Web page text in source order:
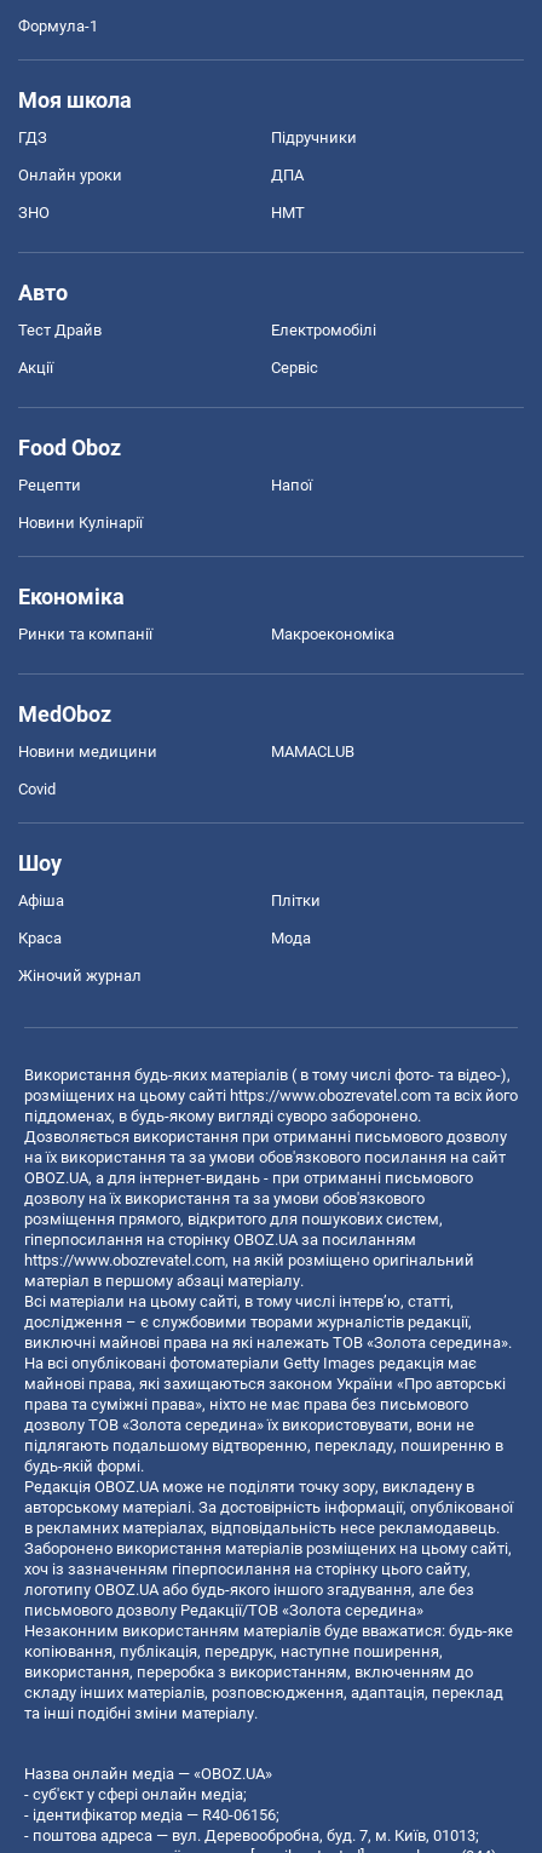
Формула-1
Моя школа
ГДЗ Підручники
Онлайн уроки ДПА
ЗНО НМТ
Авто
Тест Драйв Електромобілі
Акції Сервіс
Food Oboz
Рецепти Напої
Новини Кулінарії
Економіка
Ринки та компанії Макроекономіка
MedOboz
Новини медицини MAMACLUB
Covid
Шоу
Афіша Плітки
Краса Мода
Жіночий журнал
Використання будь-яких матеріалів ( в тому числі фото- та відео-),
розміщених на цьому сайті https://www.obozrevatel.com та всіх його
піддоменах, в будь-якому вигляді суворо заборонено.
Дозволяється використання при отриманні письмового дозволу
на їх використання та за умови обов'язкового посилання на сайт
OBOZ.UA, а для інтернет-видань - при отриманні письмового
дозволу на їх використання та за умови обов'язкового
розміщення прямого, відкритого для пошукових систем,
гіперпосилання на сторінку OBOZ.UA за посиланням
https://www.obozrevatel.com, на якій розміщено оригінальний
матеріал в першому абзаці матеріалу.
Всі матеріали на цьому сайті, в тому числі інтерв’ю, статті,
дослідження – є службовими творами журналістів редакції,
виключні майнові права на які належать ТОВ «Золота середина».
На всі опубліковані фотоматеріали Getty Images редакція має
майнові права, які захищаються законом України «Про авторські
права та суміжні права», ніхто не має права без письмового
дозволу ТОВ «Золота середина» їх використовувати, вони не
підлягають подальшому відтворенню, перекладу, поширенню в
будь-якій формі.
Редакція OBOZ.UA може не поділяти точку зору, викладену в
авторському матеріалі. За достовірність інформації, опублікованої
в рекламних матеріалах, відповідальність несе рекламодавець.
Заборонено використання матеріалів розміщених на цьому сайті,
хоч із зазначенням гіперпосилання на сторінку цього сайту,
логотипу OBOZ.UA або будь-якого іншого згадування, але без
письмового дозволу Редакції/ТОВ «Золота середина»
Незаконним використанням матеріалів буде вважатися: будь-яке
копiювання, публiкацiя, передрук, наступне поширення,
використання, переробка з використанням, включенням до
складу інших матеріалів, розповсюдження, адаптація, переклад
та інші подібні зміни матеріалу.
Назва онлайн медіа — «OBOZ.UA»
- суб'єкт у сфері онлайн медіа;
- ідентифікатор медіа — R40-06156;
- поштова адреса — вул. Деревообробна, буд. 7, м. Київ, 01013;